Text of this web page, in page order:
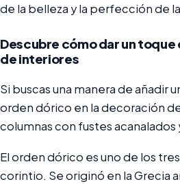
de la belleza y la perfección de
Descubre cómo dar un
de interiores
Si buscas una manera de añadir
orden dórico en la decoración
columnas con fustes
El orden dórico es uno de los
corintio. Se originó en la Grecia